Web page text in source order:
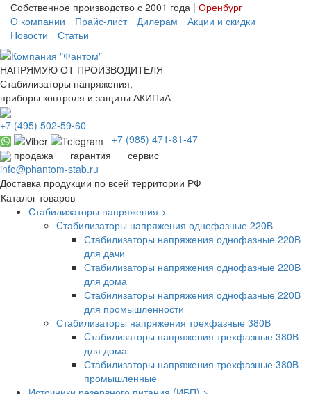
Собственное производство с 2001 года | Оренбург
О компании
Прайс-лист Дилерам
Акции и скидки
Новости
Статьи
НАПРЯМУЮ ОТ ПРОИЗВОДИТЕЛЯ
Стабилизаторы напряжения,
приборы контроля и защиты АКИПиА
+7 (495) 502-59-60
+7 (985) 471-81-47
продажа
гарантия
сервис
info@phantom-stab.ru
Доставка продукции по всей территории РФ
Каталог товаров
Стабилизаторы напряжения >
Cтабилизаторы напряжения однофазные 220В
Стабилизаторы напряжения однофазные 220В
для дачи
Стабилизаторы напряжения однофазные 220В
для дома
Стабилизаторы напряжения однофазные 220В
для промышленности
Стабилизаторы напряжения трехфазные 380В
Cтабилизаторы напряжения трехфазные 380В
для дома
Стабилизаторы напряжения трехфазные 380В
промышленные